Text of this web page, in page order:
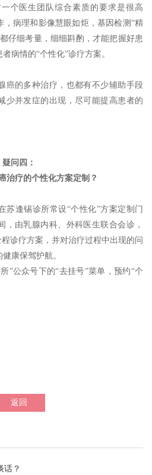
个医生团队综合素质的要求是很高
，病理和影像慧眼如炬，基因检测“精
仔细考量，细细斟酌，才能把握好患
病情的“个性化”诊疗方案。
癌的多种治疗，也都有不少辅助手段
少并发症的出现，尽可能提高患者的
疑问四：
治疗的个性化方案定制？
苏逢锡诊所常设“个性化”方案定制门
，由乳腺内科、外科医生联合会诊，
诊疗方案，并对治疗过程中出现的问
康保驾护航。
”公众号下的“去挂号”菜单，预约“个
返回
话？